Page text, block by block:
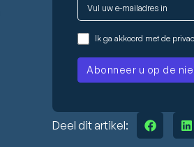
Ik ga akkoord met de
Deel dit artikel: